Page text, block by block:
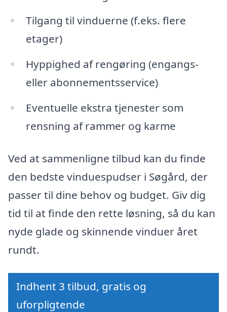
Tilgang til vinduerne (f.eks. flere
etager)
Hyppighed af rengøring (engangs-
eller abonnementsservice)
Eventuelle ekstra tjenester som
rensning af rammer og karme
Ved at sammenligne tilbud kan du finde
den bedste vinduespudser i Søgård, der
passer til dine behov og budget. Giv dig
tid til at finde den rette løsning, så du kan
nyde glade og skinnende vinduer året
rundt.
Indhent 3 tilbud, gratis og
uforpligtende